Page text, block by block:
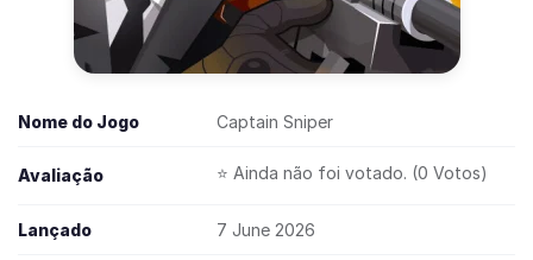
Nome do Jogo Captain Sniper
Avaliação ⭐ Ainda não foi votado. (0 Votos)
Lançado 7 June 2026